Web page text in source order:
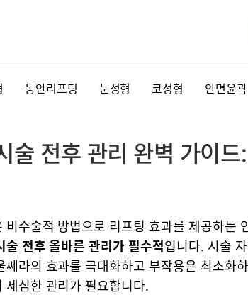
동안리프팅 눈성형 코성형 안면윤곽
술 전후 관리 완벽 가이
비수술적 방법으로 리프팅 효과를 제공하는
술 전후 올바른 관리가 필수적입니다. 시술
쎄라의 효과를 극대화하고 부작용은 최소화
세심한 관리가 필요합니다.